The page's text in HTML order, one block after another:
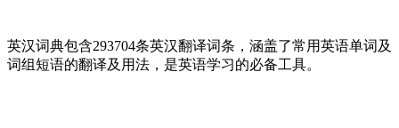
英汉词典包含293704条英汉翻译词条，涵盖了常用英语单词及
词组短语的翻译及用法，是英语学习的必备工具。